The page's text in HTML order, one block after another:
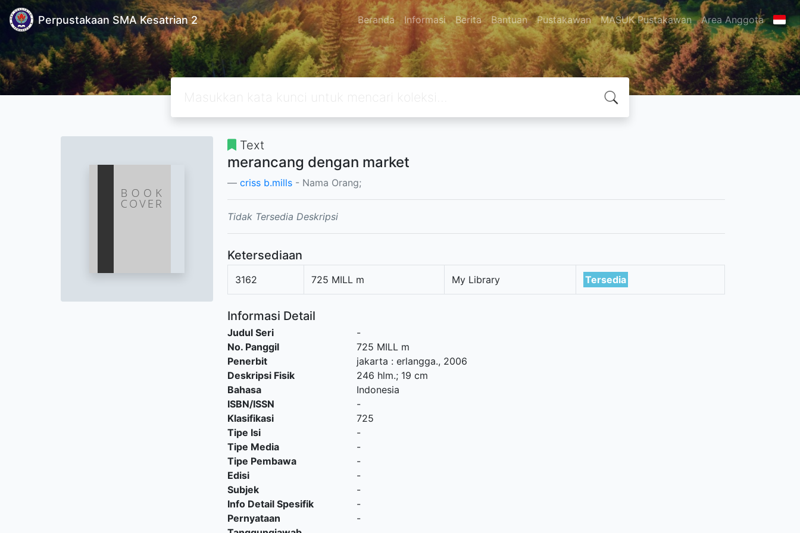
Perpustakaan SMA Kesatrian 2 Beranda Informasi Berita Bantuan Pustakawan MASUK Pustakawan Area Anggota
Text
merancang dengan market
criss b.mills - Nama Orang;
Tidak Tersedia Deskripsi
Ketersediaan
3162 725 MILL m My Library Tersedia
Informasi Detail
Judul Seri
-
No. Panggil
725 MILL m
Penerbit
jakarta : erlangga., 2006
Deskripsi Fisik
246 hlm.; 19 cm
Bahasa
Indonesia
ISBN/ISSN
-
Klasifikasi
725
Tipe Isi
-
Tipe Media
-
Tipe Pembawa
-
Edisi
-
Subjek
-
Info Detail Spesifik
-
Pernyataan
-